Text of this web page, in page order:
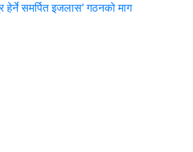
समर्पित इजलास’ गठनको माग